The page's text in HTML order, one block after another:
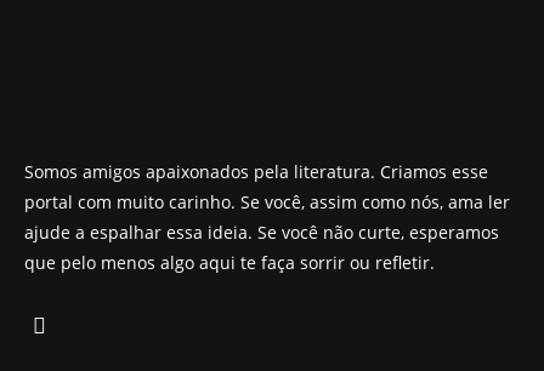
Somos amigos apaixonados pela literatura. Criamos esse
portal com muito carinho. Se você, assim como nós, ama ler
ajude a espalhar essa ideia. Se você não curte, esperamos
que pelo menos algo aqui te faça sorrir ou refletir.